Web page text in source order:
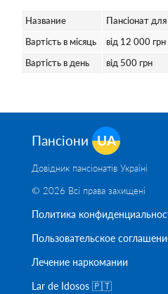
Название
Пансіонат
Вартість в місяць
від 12 000 грн
Вартість в день
від 500 грн
Пансіони UA
Довідник пансіонатів Україні
© 2026 Всі права захищені
Политика
Пользовательское
Лечение наркомании
Lar de Idosos 🇵🇹